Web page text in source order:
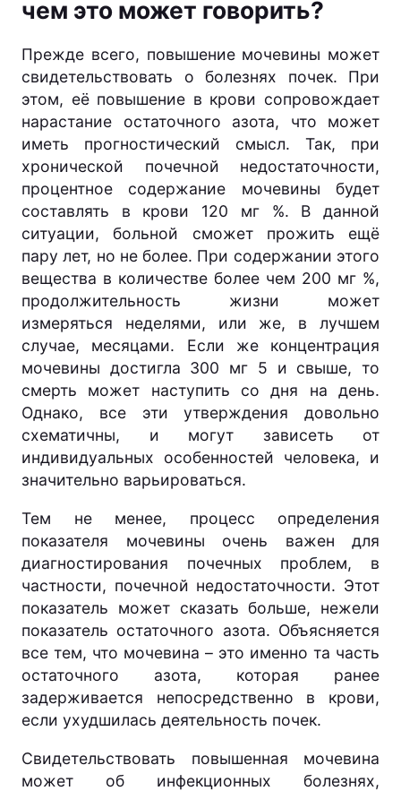
чем это может говорить?
Прежде всего, повышение мочевины может
свидетельствовать о болезнях почек. При
этом, её повышение в крови сопровождает
нарастание остаточного азота, что может
иметь прогностический смысл. Так, при
хронической почечной недостаточности,
процентное содержание мочевины будет
составлять в крови 120 мг %. В данной
ситуации, больной сможет прожить ещё
пару лет, но не более. При содержании этого
вещества в количестве более чем 200 мг %,
продолжительность жизни может
измеряться неделями, или же, в лучшем
случае, месяцами. Если же концентрация
мочевины достигла 300 мг 5 и свыше, то
смерть может наступить со дня на день.
Однако, все эти утверждения довольно
схематичны, и могут зависеть от
индивидуальных особенностей человека, и
значительно варьироваться.
Тем не менее, процесс определения
показателя мочевины очень важен для
диагностирования почечных проблем, в
частности, почечной недостаточности. Этот
показатель может сказать больше, нежели
показатель остаточного азота. Объясняется
все тем, что мочевина – это именно та часть
остаточного азота, которая ранее
задерживается непосредственно в крови,
если ухудшилась деятельность почек.
Свидетельствовать повышенная мочевина
может об инфекционных болезнях,